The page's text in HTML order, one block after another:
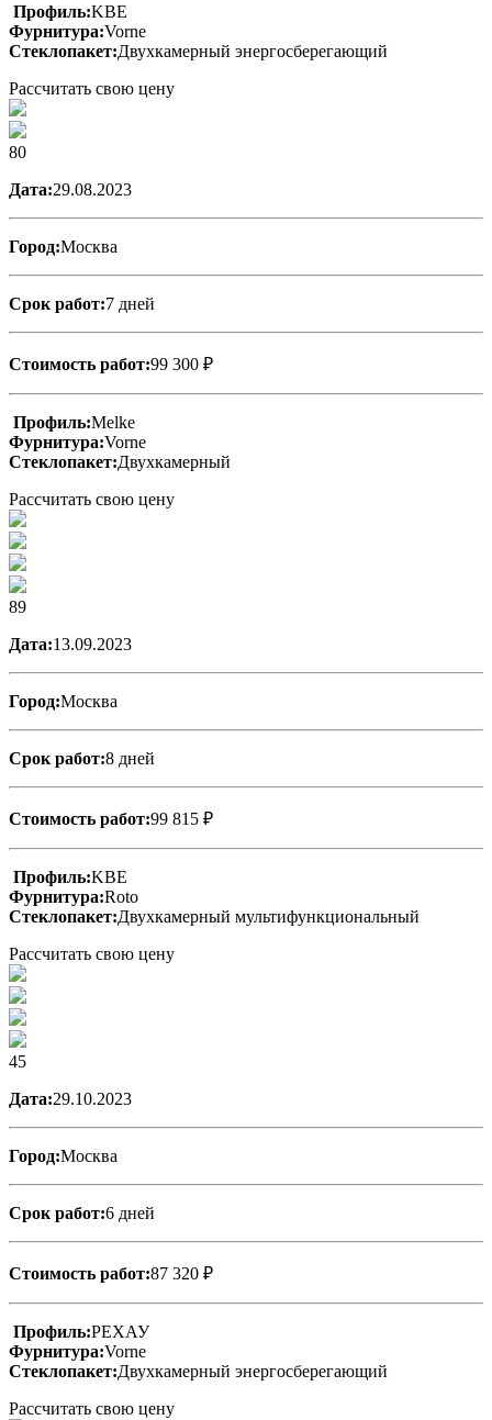
Профиль:KBE
Фурнитура:Vorne
Стеклопакет:Двухкамерный энергосберегающий
Рассчитать свою цену
80
Дата:29.08.2023
Город:Москва
Срок работ:7 дней
Стоимость работ:99 300 ₽
Профиль:Melke
Фурнитура:Vorne
Стеклопакет:Двухкамерный
Рассчитать свою цену
89
Дата:13.09.2023
Город:Москва
Срок работ:8 дней
Стоимость работ:99 815 ₽
Профиль:KBE
Фурнитура:Roto
Стеклопакет:Двухкамерный мультифункциональный
Рассчитать свою цену
45
Дата:29.10.2023
Город:Москва
Срок работ:6 дней
Стоимость работ:87 320 ₽
Профиль:РЕХАУ
Фурнитура:Vorne
Стеклопакет:Двухкамерный энергосберегающий
Рассчитать свою цену